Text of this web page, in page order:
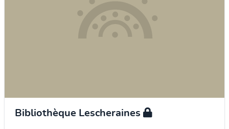
Bibliothèque Lescheraines